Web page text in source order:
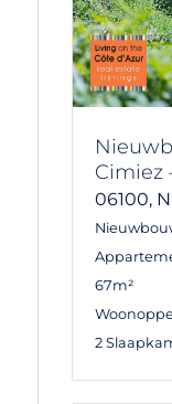
Cimiez
06100,
67m²
2